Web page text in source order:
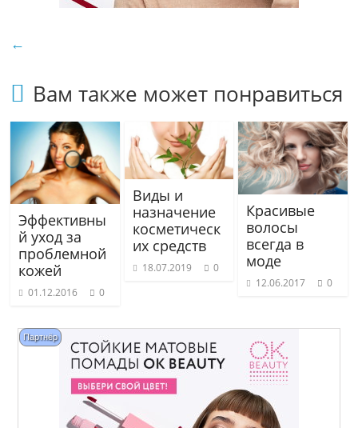
←
Вам также может понравиться
Эффективны
й уход за
проблемной
кожей
01.12.2016 0
Виды и
назначение
косметическ
их средств
18.07.2019 0
Красивые
волосы
всегда в
моде
12.06.2017 0
Партнёр